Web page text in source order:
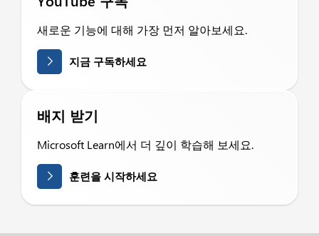
새로운 기능에 대해 가장 먼저 알아보세요.
지금 구독하세요
배지 받기
Microsoft Learn에서 더 깊이 학습해 보세요.
훈련을 시작하세요